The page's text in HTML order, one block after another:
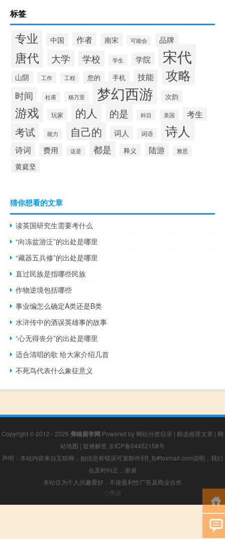
标签
专业 中国 作者 南宋 可能会 品牌
唐代 大学 学校 学生 学院 宋代
山阴 工作 工程 您的 手机 技能 攻略
时间 杜甫 杨万里 梦幻西游 次韵
游戏 玩家 的人 的是 科目 美国 考生
考试 能力 自己的 词人 词语 诗人
诗词 费用 这是 都是 释义 陆游 雅思
黄庭坚
猜你想看的文章
读英国研究生需要考什么
“向冻盆游泛”的出处是哪里
“藏器五兵修”的出处是哪里
直过民族是指哪些民族
作物逆境包括哪些
事业编怎么确定A类还是B类
水浒传中的酒误英雄事的故事
“心无得丧分”的出处是哪里
适合清唱的歌 给大家介绍几首
不死鸟代表什么象征意义
Copyright © 2012 - 2026 弗格留学网 Powered by 网站分类目录 | 精选推荐文章 | 网
站地图 | 疑难解答 京ICP备04452158号
声明：本站内容来自互联网，如信息有错误可发邮件到f_fb#foxmail.com说明，我们
会及时纠正，谢谢
本站仅为个人兴趣爱好，不接盈利性广告及商业合作
小男孩